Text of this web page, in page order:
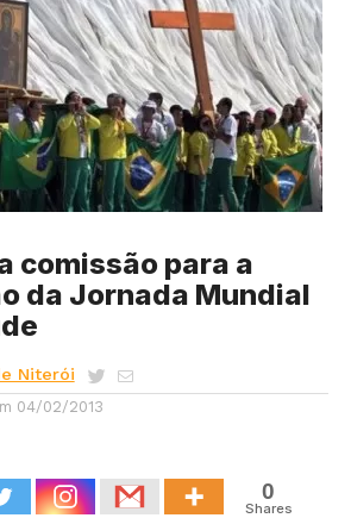
comissão para a
da Jornada Mundial
Niterói
04/02/2013
0
Shares